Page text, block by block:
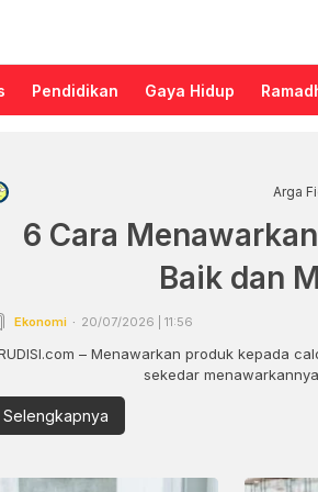
Pendidikan Gaya Hidup
Arga
6 Cara
Baik dan
Ekonomi 20/07/2026 | 11:56
– Menawarkan produk kepada
sekedar
Selengkapnya